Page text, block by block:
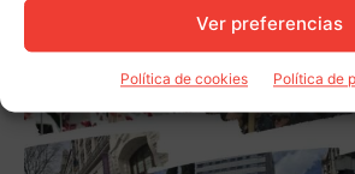
Ver preferencias
Política de cookies Política de